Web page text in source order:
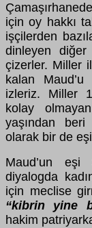
için oy hakkı
işçilerden
dinleyen diğer
çizerler. Miller
kalan Maud’u
izleriz. Miller
kolay
yaşından
olarak bir de
Maud’un
diyalogda
için meclise
“kibrin yine
hakim